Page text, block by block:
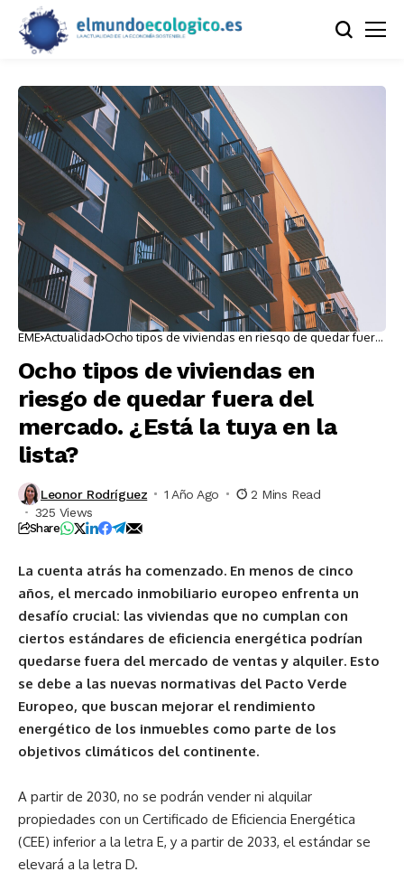
EME Actualidad Ocho tipos de viviendas en riesgo de quedar fuera
Ocho tipos de viviendas en
riesgo de quedar fuera del
mercado. ¿Está la tuya en la
lista?
Leonor Rodríguez 1 Año Ago
2 Mins Read
325 Views
Share
La cuenta atrás ha comenzado. En menos de cinco
años, el mercado inmobiliario europeo enfrenta un
desafío crucial: las viviendas que no cumplan con
ciertos estándares de eficiencia energética podrían
quedarse fuera del mercado de ventas y alquiler. Esto
se debe a las nuevas normativas del Pacto Verde
Europeo, que buscan mejorar el rendimiento
energético de los inmuebles como parte de los
objetivos climáticos del continente.
A partir de 2030, no se podrán vender ni alquilar
propiedades con un Certificado de Eficiencia Energética
(CEE) inferior a la letra E, y a partir de 2033, el estándar se
elevará a la letra D.